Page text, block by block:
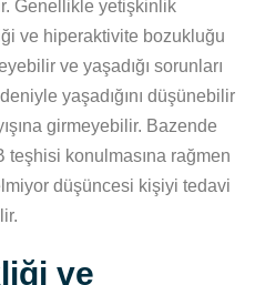
Genellikle yetişkinlik
ve hiperaktivite bozukluğu
ve yaşadığı sorunları
yaşadığını düşünebilir
girmeyebilir. Bazende
teşhisi konulmasına rağmen
düşüncesi kişiyi tedavi
ve